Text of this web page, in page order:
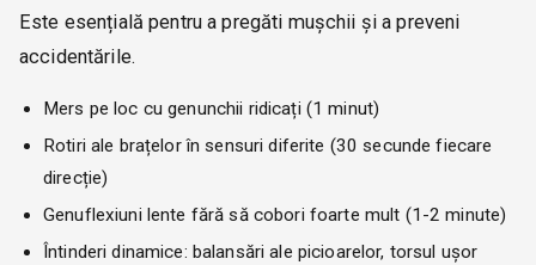
Este esențială pentru a pregăti mușchii și a preveni
accidentările.
Mers pe loc cu genunchii ridicați (1 minut)
Rotiri ale brațelor în sensuri diferite (30 secunde fiecare
direcție)
Genuflexiuni lente fără să cobori foarte mult (1-2 minute)
Întinderi dinamice: balansări ale picioarelor, torsul ușor